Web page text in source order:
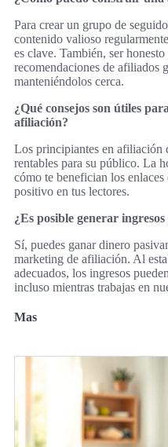
Para crear un grupo de
contenido valioso
es clave. También, ser
recomendaciones de afiliados
manteniéndolos cerca.
¿Qué consejos son útiles
afiliación?
Los principiantes en afiliación
rentables para su público. La
cómo te benefician los
positivo en tus lectores.
¿Es posible generar
Sí, puedes ganar dinero
marketing de afiliación. Al
adecuados, los ingresos
incluso mientras trabajas en
Mas